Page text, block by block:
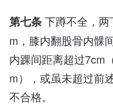
第七条下蹲不全，
m，膝内翻股骨内髁
内踝间距离超过7cm
m），或虽未超过前
不合格。